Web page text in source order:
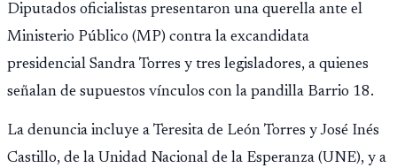
Diputados oficialistas presentaron una querella ante el
Ministerio Público (MP) contra la excandidata
presidencial Sandra Torres y tres legisladores, a quienes
señalan de supuestos vínculos con la pandilla Barrio 18.
La denuncia incluye a Teresita de León Torres y José Inés
Castillo, de la Unidad Nacional de la Esperanza (UNE), y a